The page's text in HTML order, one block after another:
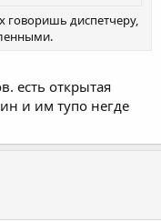
говоришь диспетчеру,
есть открытая
и им тупо негде